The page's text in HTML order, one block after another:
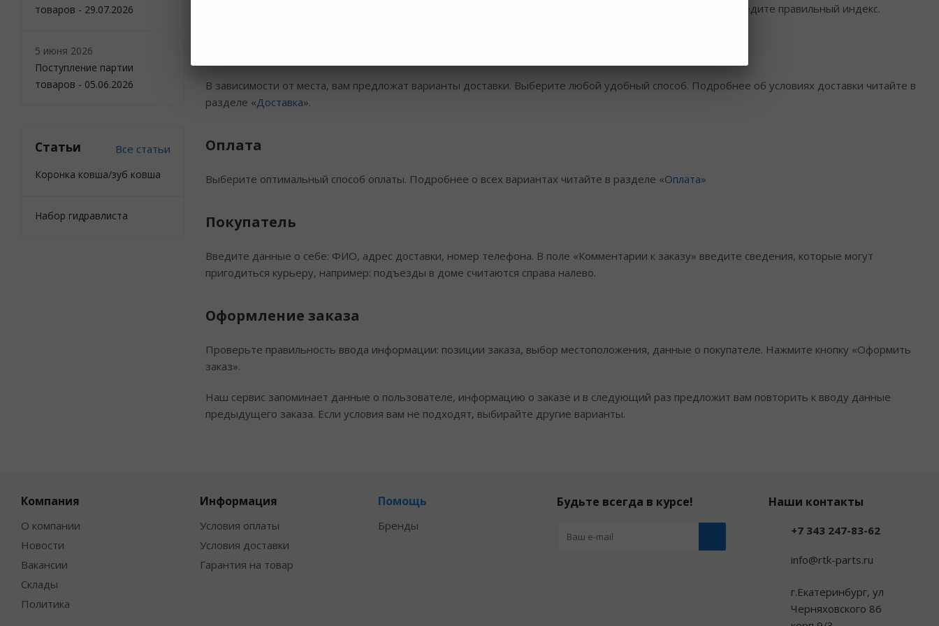
значение «Другое местоположение» и впишите название своего населённого пункта в графу «Город». Введите правильный индекс.
В зависимости от места, вам предложат варианты доставки. Выберите любой удобный способ. Подробнее об условиях доставки читайте в
разделе «Доставка».
Оплата
Выберите оптимальный способ оплаты. Подробнее о всех вариантах читайте в разделе «Оплата»
Покупатель
Введите данные о себе: ФИО, адрес доставки, номер телефона. В поле «Комментарии к заказу» введите сведения, которые могут
пригодиться курьеру, например: подъезды в доме считаются справа налево.
Оформление заказа
Проверьте правильность ввода информации: позиции заказа, выбор местоположения, данные о покупателе. Нажмите кнопку «Оформить
заказ».
Наш сервис запоминает данные о пользователе, информацию о заказе и в следующий раз предложит вам повторить к вводу данные
предыдущего заказа. Если условия вам не подходят, выбирайте другие варианты.
товаров - 29.07.2026
5 июня 2026
Поступление партии
товаров - 05.06.2026
Статьи Все статьи
Коронка ковша/зуб ковша
Набор гидравлиста
Компания
О компании
Новости
Вакансии
Склады
Политика
Информация
Условия оплаты
Условия доставки
Гарантия на товар
Помощь
Бренды
Будьте всегда в курсе! Наши контакты
+7 343 247-83-62
info@rtk-parts.ru
г.Екатеринбург, ул
Черняховского 86